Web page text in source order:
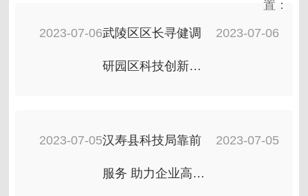
置：
2023-07-06武陵区区长寻健调
研园区科技创新发
2023-07-06
2023-07-05汉寿县科技局靠前
服务 助力企业高企
2023-07-05